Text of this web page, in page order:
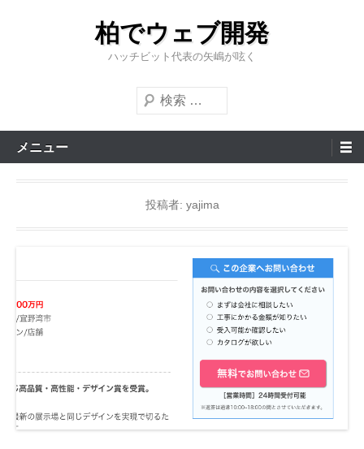
柏でウェブ開発
ハッチビット代表の矢嶋が呟く
検
索
開
イ
メニュー
投稿者: yajima